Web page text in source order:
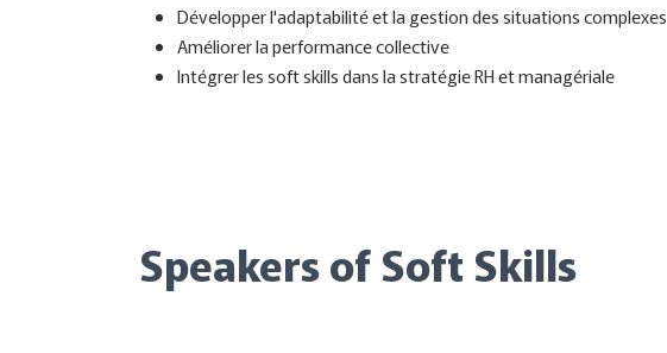
Développer l'adaptabilité et la gestion des situations complexes
Améliorer la performance collective
Intégrer les soft skills dans la stratégie RH et managériale
Speakers of Soft Skills